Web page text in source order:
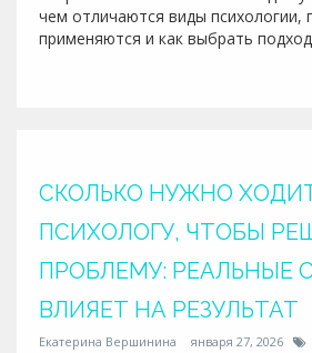
чем отличаются виды психологии,
применяются и как выбрать
СКОЛЬКО НУЖНО
ПСИХОЛОГУ, ЧТОБЫ
ПРОБЛЕМУ: РЕАЛЬНЫЕ
ВЛИЯЕТ НА РЕЗУЛЬТАТ
Екатерина Вершинина января 27, 2026